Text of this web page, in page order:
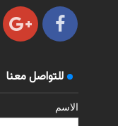
للتواصل معنا
الاسم